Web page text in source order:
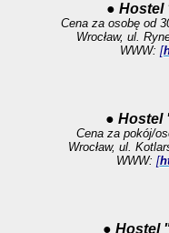
● Hostel
Cena za osobę od
Wrocław, ul.
WWW: [
● Hostel
Cena za pokój/
Wrocław, ul.
WWW: [
● Hostel